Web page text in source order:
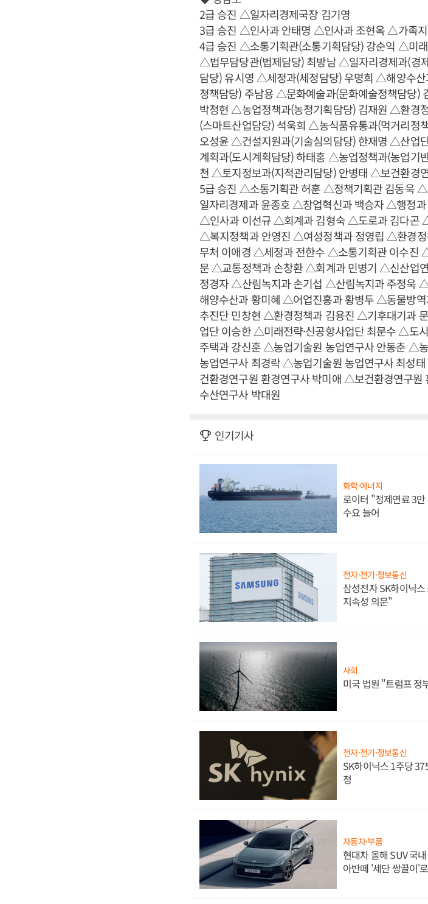
2급 승진 △일자리경제국장 김기영
3급 승진 △인사과 안태명 △인사과 조현옥 △가족
4급 승진 △소통기획관(소통기획담당) 강순익 △미
△법무담당관(법제담당) 최방남 △일자리경제과(경
담당) 유시영 △세정과(세정담당) 우명희 △해양수
정책담당) 주남용 △문화예술과(문화예술정책담당)
박정현 △농업정책과(농정기획담당) 김재원 △환경
(스마트산업담당) 석욱희 △농식품유통과(먹거리정
오성윤 △건설지원과(기술심의담당) 한재명 △산업
계획과(도시계획담당) 하태홍 △농업정책과(농업기
천 △토지정보과(지적관리담당) 안병태 △보건환경
5급 승진 △소통기획관 허훈 △정책기획관 김동욱
일자리경제과 윤종호 △창업혁신과 백승자 △행정
△인사과 이선규 △회계과 김형숙 △도로과 김다곤
△복지정책과 안영진 △여성정책과 정영립 △환경
무처 이애경 △세정과 전한수 △소통기획관 이수진
문 △교통정책과 손창환 △회계과 민병기 △신산업
정경자 △산림녹지과 손기섭 △산림녹지과 주정욱
해양수산과 황미혜 △어업진흥과 황병두 △동물방
추진단 민창현 △환경정책과 김용진 △기후대기과
업단 이승한 △미래전략·신공항사업단 최문수 △
주택과 강신훈 △농업기술원 농업연구사 안동춘 △
농업연구사 최경락 △농업기술원 농업연구사 최성
건환경연구원 환경연구사 박미애 △보건환경연구
수산연구사 박대원
인기기사
화학·에너지
로이터 "정제연료 3
수요 늘어
전자·전기·정보통신
삼성전자 SK하이닉
지속성 의문"
사회
미국 법원 "트럼프 정
전자·전기·정보통신
SK하이닉스 1주당
정
자동차·부품
현대차 올해 SUV 국
아반떼 '세단 쌍끌이'